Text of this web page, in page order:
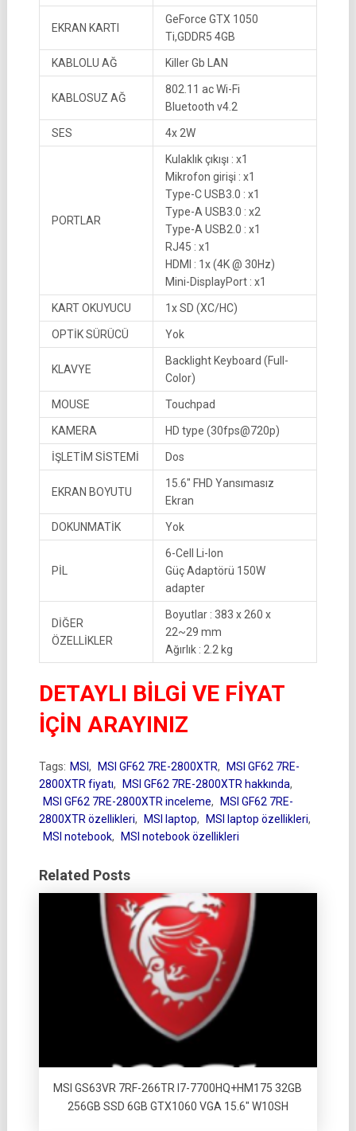
EKRAN KARTI
GeForce GTX 1050
Ti,GDDR5 4GB
KABLOLU AĞ Killer Gb LAN
KABLOSUZ AĞ
802.11 ac Wi-Fi
Bluetooth v4.2
SES 4x 2W
PORTLAR
Kulaklık çıkışı : x1
Mikrofon girişi : x1
Type-C USB3.0 : x1
Type-A USB3.0 : x2
Type-A USB2.0 : x1
RJ45 : x1
HDMI : 1x (4K @ 30Hz)
Mini-DisplayPort : x1
KART OKUYUCU 1x SD (XC/HC)
OPTİK SÜRÜCÜ Yok
KLAVYE
Backlight Keyboard (Full-
Color)
MOUSE Touchpad
KAMERA HD type (30fps@720p)
İŞLETİM SİSTEMİ Dos
EKRAN BOYUTU
15.6″ FHD Yansımasız
Ekran
DOKUNMATİK Yok
PİL
6-Cell Li-Ion
Güç Adaptörü 150W
adapter
DİĞER
ÖZELLİKLER
Boyutlar : 383 x 260 x
22~29 mm
Ağırlık : 2.2 kg
DETAYLI BİLGİ VE FİYAT
İÇİN ARAYINIZ
Tags: MSI , MSI GF62 7RE-2800XTR,
MSI GF62 7RE-
2800XTR fiyatı, MSI GF62 7RE-2800XTR hakkında,
MSI GF62 7RE-2800XTR inceleme,
MSI GF62 7RE-
2800XTR özellikleri, MSI laptop, MSI laptop özellikleri,
MSI notebook, MSI notebook özellikleri
Related Posts
MSI GS63VR 7RF-266TR I7-7700HQ+HM175 32GB
256GB SSD 6GB GTX1060 VGA 15.6″ W10SH